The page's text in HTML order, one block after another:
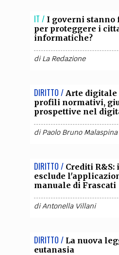
IT / I governi stanno
per proteggere i
informatiche?
diLa Redazione
DIRITTO / Arte digitale
profili normativi,
prospettive nel
diPaolo Bruno Malaspina
DIRITTO / Crediti
esclude
manuale di Frascati
diAntonella Villani
DIRITTO / La nuova
eutanasia